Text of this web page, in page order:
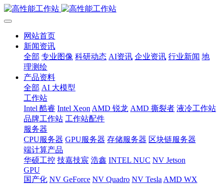
网站首页
新闻资讯
全部 专业图像 科研动态 AI资讯 企业资讯 行业新闻 地
理测绘
产品资料
全部 AI 大模型
工作站
Intel 酷睿 Intel Xeon AMD 锐龙 AMD 撕裂者 液冷工作站
品牌工作站 工作站配件
服务器
CPU服务器 GPU服务器 存储服务器 区块链服务器
端计算产品
华硕工控 技嘉技宸 浩鑫 INTEL NUC NV Jetson
GPU
国产化 NV GeForce NV Quadro NV Tesla AMD WX